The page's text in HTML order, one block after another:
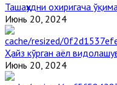
Ташаҳҳудни охиригача
Июнь 20, 2024
Ҳайз кўрган аёл
Июнь 20, 2024